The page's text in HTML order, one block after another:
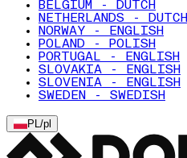
BELGIUM - DUTCH
NETHERLANDS - DUTCH
NORWAY - ENGLISH
POLAND - POLISH
PORTUGAL - ENGLISH
SLOVAKIA - ENGLISH
SLOVENIA - ENGLISH
SWEDEN - SWEDISH
PL/pl